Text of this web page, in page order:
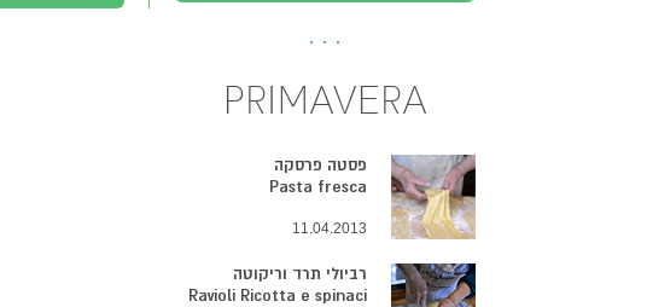
PRIMAVERA
פסטה פרסקה
Pasta fresca
11.04.2013
רביולי תרד וריקוטה
Ravioli Ricotta e spinaci